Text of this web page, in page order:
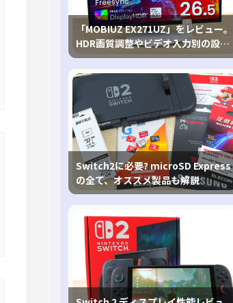
「MOBIUZ EX271UZ」をレビュー。
HDR画質調整やビデオ入力別の設定
が可能な4K有機ELゲーミングモニタ
を徹底検証
Switch2に必要? microSD Express
の全て、オススメ製品も解説